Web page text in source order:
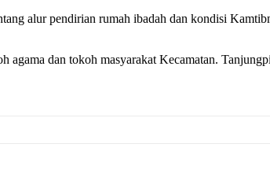
alur pendirian rumah ibadah dan kondisi
agama dan tokoh masyarakat Kecamatan.